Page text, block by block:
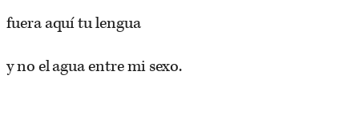
fuera aquí tu lengua
y no el agua entre mi sexo.